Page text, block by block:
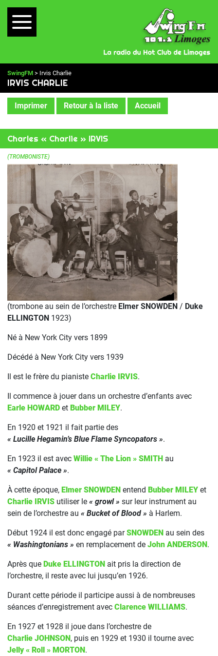
SwingFM > Irvis Charlie
IRVIS CHARLIE
Imprimer Retour à la liste Accueil
Charles « Charlie » IRVIS
(TROMBONISTE)
(trombone au sein de l’orchestre Elmer SNOWDEN / Duke
ELLINGTON 1923)
Né à New York City vers 1899
Décédé à New York City vers 1939
Il est le frère du pianiste Charlie IRVIS.
Il commence à jouer dans un orchestre d’enfants avec
Earle HOWARD et Bubber MILEY.
En 1920 et 1921 il fait partie des
« Lucille Hegamin’s Blue Flame Syncopators ».
En 1923 il est avec Willie « The Lion » SMITH au
« Capitol Palace ».
À cette époque, Elmer SNOWDEN entend Bubber MILEY et
Charlie IRVIS utiliser le « growl » sur leur instrument au
sein de l’orchestre au « Bucket of Blood » à Harlem.
Début 1924 il est donc engagé parSNOWDEN au sein des
« Washingtonians » en remplacement de John ANDERSON.
Après que Duke ELLINGTON ait pris la direction de
l’orchestre, il reste avec lui jusqu’en 1926.
Durant cette période il participe aussi à de nombreuses
séances d’enregistrement avec Clarence WILLIAMS.
En 1927 et 1928 il joue dans l’orchestre de
Charlie JOHNSON, puis en 1929 et 1930 il tourne avec
Jelly « Roll » MORTON.